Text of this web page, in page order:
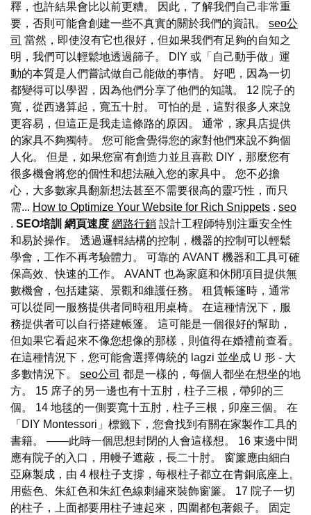
釋，也許結果會比以前更糟。 因此，了解我們自己非常重
要，否則可能會創建一些不真實的關於我們的資訊。 seo公
司 當然，即使沒有它也很好，但如果我們有足夠的自知之
明，我們可以輕鬆地透過篩子。 DIY 或「自己動手做」運
動的本質是人們嘗試做自己能做的事情。 好吧，因為一切
都變得可以學習，因為他們分享了他們的知識。 12 院子的
寬，從西邊算起，寬五十肘。 可怕的是，這對很多人來說
更容易，但這正是我走這條路的原因。 通常，家具店提供
的家具不夠獨特。 您可能會覺得您的家對他們來說不夠個
人化。 但是，如果您富有創造力並且喜歡 DIY，那麼您有
很多機會將您的個性和想法融入您的家具中。 您不必擔
心，大多數家具翻新想法甚至不需要很高的靈巧性，而只
需... How to Optimize Your Website for Rich Snippets . seo
. SEO培訓 網頁速度 網路行銷 設計工程師特別注重安全性
和易於操作。 透過邏輯結構的控制，機器的控制可以輕鬆
學會，工作不再考驗體力。 可靠的 AVANT 機器和工具可確
保高效、快速的工作。 AVANT 也為家庭和休閒項目提供無
數機會，包括建築、景觀和維護任務。 租賃帳篷時，通常
可以從同一服務提供者同時租用桌椅。 在這種情況下，服
務提供者可以自行搭建帳篷。 這可能是一個很好的幫助，
但如果它看起來不像您想像的那樣，則值得在婚禮前查看。
在這種情況下，您可能會選擇傳統的 lagzi 並坐成 U 形 - 大
多數情況下。 seo公司 都是一樣的，每個人都坐在想坐的地
方。 15 席子的另一邊也有十五肘，柱子三根，帶卯的三
個。 14 地毯的一側要寬十五肘，柱子三根，卯座三個。 在
「DIY Montessori」標籤下，您會找到有關在家製作工具的
書籍。 ——此時一個思想封閉的人會這樣想。 16 東邊中間
應有院子的入口，用幔子遮蔽，長二十肘。 窗簾應由細白
亞麻製成，由 4 根柱子支撐，每根柱子都立在青銅底座上。
用藍色、朱紅色和朱紅色線刺繡來裝飾窗簾。 17 院子一切
的柱子，上面都要用柱子連起來，四圍都包著銀子。 固定